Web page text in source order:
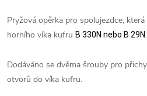
Pryžová opěrka pro spolujezdce,
horního víka kufru B 330N nebo B 29N.
Dodáváno se dvěma šrouby pro
otvorů do víka kufru.